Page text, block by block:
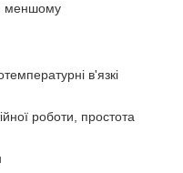
меншому
в'язкі
роботи, простота